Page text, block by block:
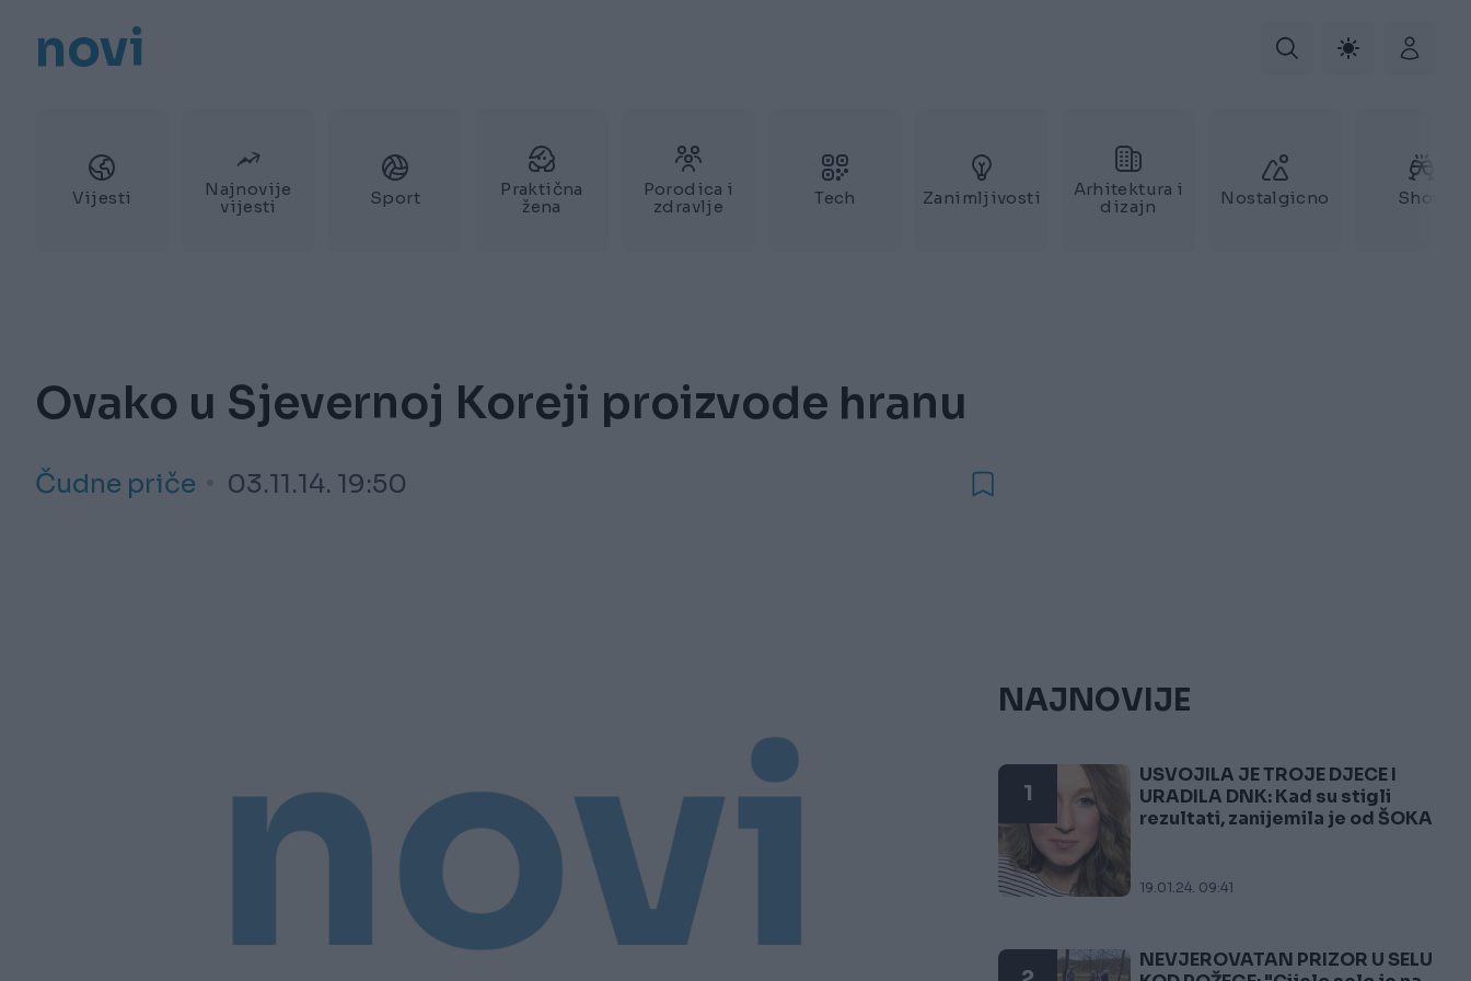
novi
Vijesti
Najnovije
vijesti
Sport
Praktična
žena
Porodica i
zdravlje
Tech Zanimljivosti
Arhitektura i
dizajn
Nostalgicno Show
Ovako u Sjevernoj Koreji proizvode hranu
Čudne priče 03.11.14. 19:50
NAJNOVIJE
1
USVOJILA JE TROJE DJECE I
URADILA DNK: Kad su stigli
rezultati, zanijemila je od ŠOKA
19.01.24. 09:41
NEVJEROVATAN PRIZOR U SELU